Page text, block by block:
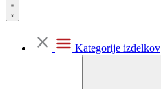
Kategorije izdelkov